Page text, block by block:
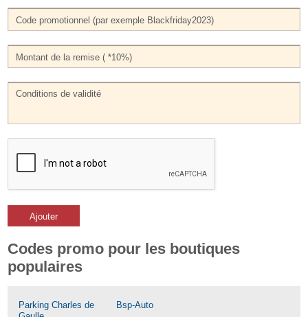
Ajouter
Codes promo pour les boutiques
populaires
Parking Charles de
Bsp-Auto